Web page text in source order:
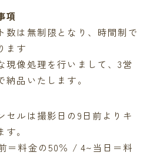
項
数は無制限となり、時間制で
ます
現像処理を行いまして、3営
品いたします。
セルは撮影日の9日前よりキ
。
＝料金の50％ / 4~当日＝料